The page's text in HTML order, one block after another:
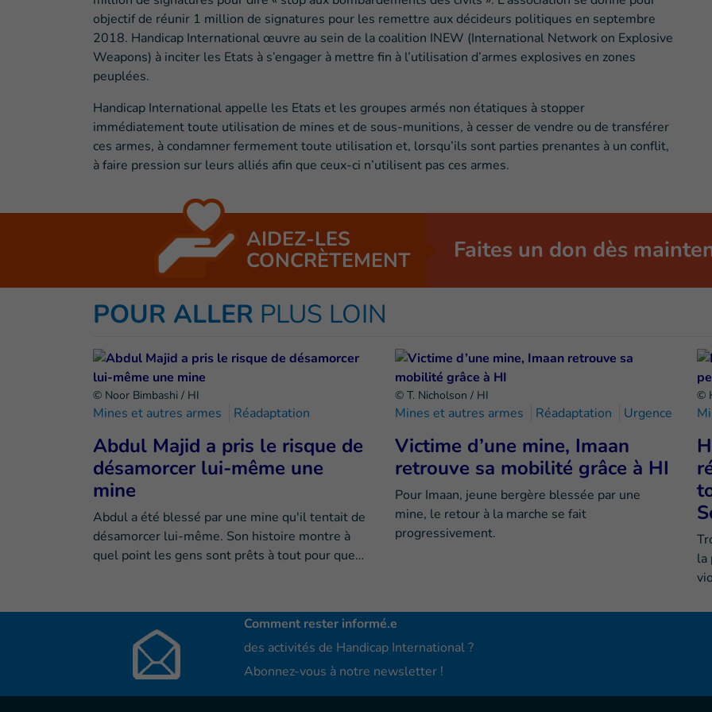
objectif de réunir 1 million de signatures pour les remettre aux décideurs politiques en septembre
2018. Handicap International œuvre au sein de la coalition INEW (International Network on Explosive
Weapons) à inciter les Etats à s’engager à mettre fin à l’utilisation d’armes explosives en zones
peuplées.
Handicap International appelle les Etats et les groupes armés non étatiques à stopper
immédiatement toute utilisation de mines et de sous-munitions, à cesser de vendre ou de transférer
ces armes, à condamner fermement toute utilisation et, lorsqu’ils sont parties prenantes à un conflit,
à faire pression sur leurs alliés afin que ceux-ci n’utilisent pas ces armes.
AIDEZ-LES
CONCRÈTEMENT Faites un don dès
POUR ALLER PLUS LOIN
© Noor Bimbashi / HI
Mines et autres armes Réadaptation
Abdul Majid a pris le risque de
désamorcer lui-même une
mine
Abdul a été blessé par une mine qu'il tentait de
désamorcer lui-même. Son histoire montre à
quel point les gens sont prêts à tout pour que…
© T. Nicholson / HI
Mines et autres armes Réadaptation Urgence
Victime d’une mine, Imaan
retrouve sa mobilité grâce à HI
Pour Imaan, jeune bergère blessée par une
mine, le retour à la marche se fait
progressivement.
©
la
Comment rester informé.e
des activités de Handicap International ?
Abonnez-vous à notre newsletter !